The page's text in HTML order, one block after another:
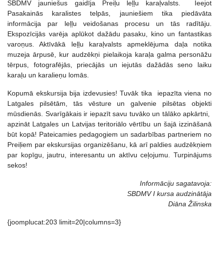
SBDMV jauniešus gaidīja Preiļu leļļu karaļvalsts. Ieejot
Pasakainās karalistes telpās, jauniešiem tika piedāvāta
informācija par leļļu veidošanas procesu un tās radītāju.
Ekspozīcijās varēja aplūkot dažādu pasaku, kino un fantastikas
varoņus. Aktīvākā leļļu karaļvalsts apmeklējuma daļa notika
muzeja ārpusē, kur audzēkņi pielaikoja karaļa galma personāžu
tērpus, fotografējās, priecājās un iejutās dažādās seno laiku
karaļu un karalieņu lomās.
Kopumā ekskursija bija izdevusies! Tuvāk tika iepazīta viena no
Latgales pilsētām, tās vēsture un galvenie pilsētas objekti
mūsdienās. Svarīgākais ir iepazīt savu tuvāko un tālāko apkārtni,
apzināt Latgales un Latvijas teritoriālo vērtību un šajā izzināšanā
būt kopā! Pateicamies pedagogiem un sadarbības partneriem no
Preiļiem par ekskursijas organizēšanu, kā arī paldies audzēkņiem
par kopīgu, jautru, interesantu un aktīvu ceļojumu. Turpinājums
sekos!
Informāciju sagatavoja:
SBDMV I kursa audzinātāja
Diāna Žilinska
{joomplucat:203 limit=20|columns=3}